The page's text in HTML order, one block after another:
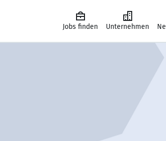
Jobs finden Unternehmen